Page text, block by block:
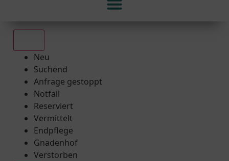
Neu
Suchend
Anfrage gestoppt
Notfall
Reserviert
Vermittelt
Endpflege
Gnadenhof
Verstorben